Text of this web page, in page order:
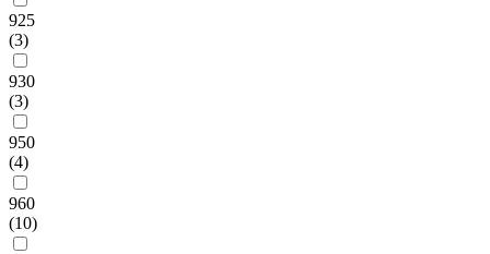
925
(3)
930
(3)
950
(4)
960
(10)